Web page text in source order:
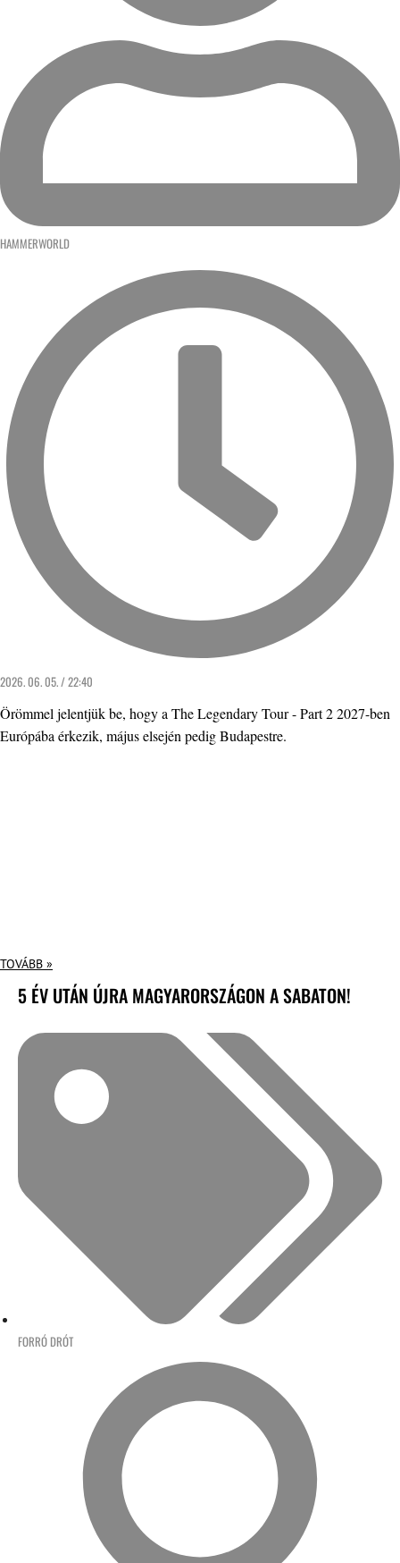
HAMMERWORLD
2026. 06. 05. / 22:40
Örömmel jelentjük be, hogy a The Legendary Tour - Part 2 2027-ben
Európába érkezik, május elsején pedig Budapestre.
TOVÁBB »
5 ÉV UTÁN ÚJRA MAGYARORSZÁGON A SABATON!
FORRÓ DRÓT